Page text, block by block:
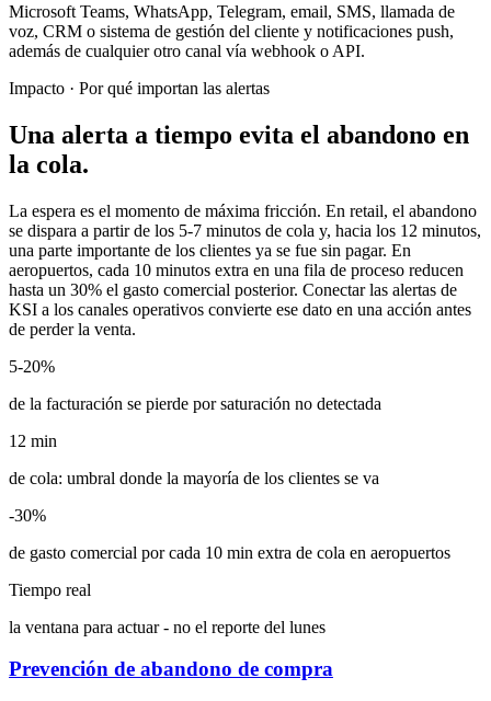
Microsoft Teams, WhatsApp, Telegram, email, SMS, llamada de
voz, CRM o sistema de gestión del cliente y notificaciones push,
además de cualquier otro canal vía webhook o API.
Impacto · Por qué importan las alertas
Una alerta a tiempo evita el abandono en
la cola.
La espera es el momento de máxima fricción. En retail, el abandono
se dispara a partir de los 5-7 minutos de cola y, hacia los 12 minutos,
una parte importante de los clientes ya se fue sin pagar. En
aeropuertos, cada 10 minutos extra en una fila de proceso reducen
hasta un 30% el gasto comercial posterior. Conectar las alertas de
KSI a los canales operativos convierte ese dato en una acción antes
de perder la venta.
5-20%
de la facturación se pierde por saturación no detectada
12 min
de cola: umbral donde la mayoría de los clientes se va
-30%
de gasto comercial por cada 10 min extra de cola en aeropuertos
Tiempo real
la ventana para actuar - no el reporte del lunes
Prevención de abandono de compra